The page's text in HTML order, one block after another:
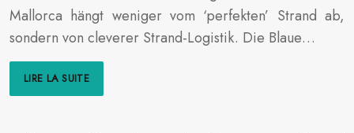
Mallorca hängt weniger vom ‘perfekten’ Strand ab,
sondern von cleverer Strand-Logistik. Die Blaue…
LIRE LA SUITE